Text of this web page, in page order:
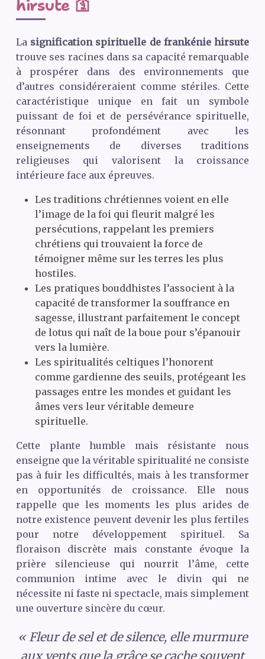
hirsute 🛐
La signification spirituelle de frankénie hirsute
trouve ses racines dans sa capacité remarquable
à prospérer dans des environnements que
d’autres considéreraient comme stériles. Cette
caractéristique unique en fait un symbole
puissant de foi et de persévérance spirituelle,
résonnant profondément avec les
enseignements de diverses traditions
religieuses qui valorisent la croissance
intérieure face aux épreuves.
Les traditions chrétiennes voient en elle
l’image de la foi qui fleurit malgré les
persécutions, rappelant les premiers
chrétiens qui trouvaient la force de
témoigner même sur les terres les plus
hostiles.
Les pratiques bouddhistes l’associent à la
capacité de transformer la souffrance en
sagesse, illustrant parfaitement le concept
de lotus qui naît de la boue pour s’épanouir
vers la lumière.
Les spiritualités celtiques l’honorent
comme gardienne des seuils, protégeant les
passages entre les mondes et guidant les
âmes vers leur véritable demeure
spirituelle.
Cette plante humble mais résistante nous
enseigne que la véritable spiritualité ne consiste
pas à fuir les difficultés, mais à les transformer
en opportunités de croissance. Elle nous
rappelle que les moments les plus arides de
notre existence peuvent devenir les plus fertiles
pour notre développement spirituel. Sa
floraison discrète mais constante évoque la
prière silencieuse qui nourrit l’âme, cette
communion intime avec le divin qui ne
nécessite ni faste ni spectacle, mais simplement
une ouverture sincère du cœur.
« Fleur de sel et de silence, elle murmure
aux vents que la grâce se cache souvent